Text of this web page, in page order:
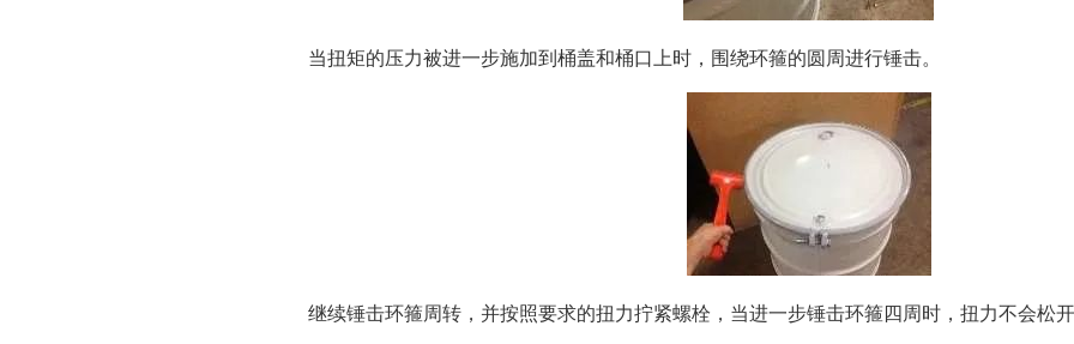
当扭矩的压力被进一步施加到桶盖和桶口上时，围绕环箍的圆周进行锤击。
继续锤击环箍周转，并按照要求的扭力拧紧螺栓，当进一步锤击环箍四周时，扭力不会松开